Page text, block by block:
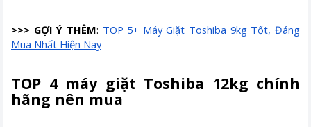
>>> GỢI Ý THÊM: TOP 5+ Máy Giặt Toshiba 9kg Tốt, Đáng
Mua Nhất Hiện Nay
TOP 4 máy giặt Toshiba 12kg chính
hãng nên mua